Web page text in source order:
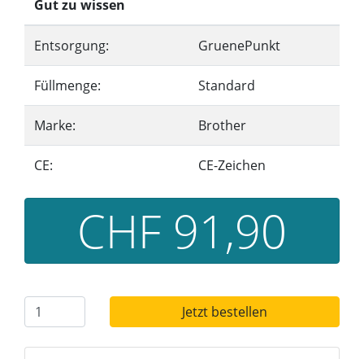
Gut zu wissen
Entsorgung: GruenePunkt
Füllmenge: Standard
Marke: Brother
CE: CE-Zeichen
CHF 91,90
Jetzt bestellen